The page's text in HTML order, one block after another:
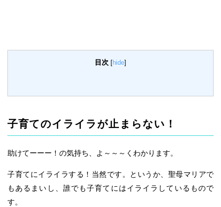
目次 [hide]
子育てのイライラが止まらない！
助けてーーー！の気持ち、よ～～～くわかります。
子育てにイライラする！当然です。というか、聖母マリアで
もあるまいし、誰でも子育てにはイライラしているもので
す。